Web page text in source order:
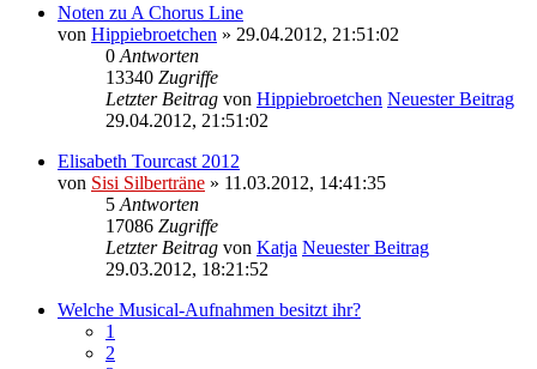
Noten zu A Chorus Line
von Hippiebroetchen » 29.04.2012, 21:51:02
0 Antworten
13340 Zugriffe
Letzter Beitrag von Hippiebroetchen Neuester Beitrag
29.04.2012, 21:51:02
Elisabeth Tourcast 2012
von Sisi Silberträne » 11.03.2012, 14:41:35
5 Antworten
17086 Zugriffe
Letzter Beitrag von Katja Neuester Beitrag
29.03.2012, 18:21:52
Welche Musical-Aufnahmen besitzt ihr?
1
2